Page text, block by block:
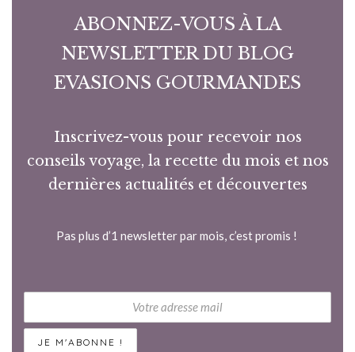
ABONNEZ-VOUS À LA
NEWSLETTER DU BLOG
EVASIONS GOURMANDES
Inscrivez-vous pour recevoir nos
conseils voyage, la recette du mois et nos
dernières actualités et découvertes
Pas plus d’1 newsletter par mois, c’est promis !